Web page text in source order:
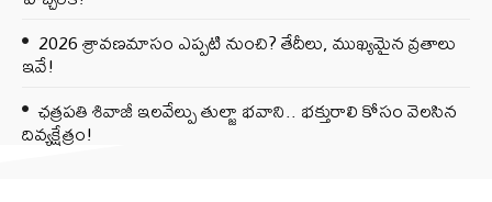
2026 శ్రావణమాసం ఎప్పటి నుంచి? తేదీలు, ముఖ్యమైన వ్రతాలు
ఇవే!
ఛత్రపతి శివాజీ ఇలవేల్పు తుల్జా భవాని.. భక్తురాలి కోసం వెలసిన
దివ్యక్షేత్రం!